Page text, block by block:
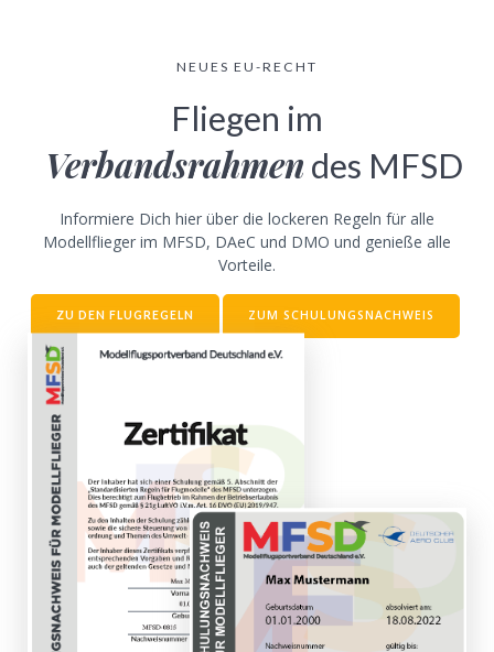
NEUES EU-RECHT
Fliegen im
Verbandsrahmen des MFSD
Informiere Dich hier über die lockeren Regeln für alle
Modellflieger im MFSD, DAeC und DMO und genieße alle
Vorteile.
ZU DEN FLUGREGELN ZUM SCHULUNGSNACHWEIS